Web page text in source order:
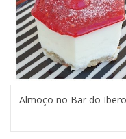
Almoço no Bar do